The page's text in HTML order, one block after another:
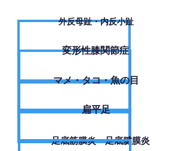
外反母趾・内反小趾
変形性膝関節症
​マメ・タコ・魚の目
扁平足
足底筋膜炎・足底腱膜炎